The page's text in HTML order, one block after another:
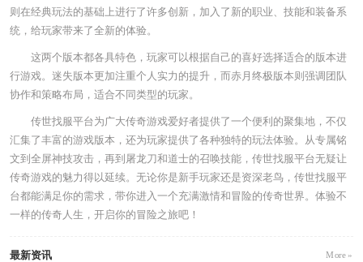
则在经典玩法的基础上进行了许多创新，加入了新的职业、技能和装备系
统，给玩家带来了全新的体验。
这两个版本都各具特色，玩家可以根据自己的喜好选择适合的版本进
行游戏。迷失版本更加注重个人实力的提升，而赤月终极版本则强调团队
协作和策略布局，适合不同类型的玩家。
传世找服平台为广大传奇游戏爱好者提供了一个便利的聚集地，不仅
汇集了丰富的游戏版本，还为玩家提供了各种独特的玩法体验。从专属铭
文到全屏神技攻击，再到屠龙刀和道士的召唤技能，传世找服平台无疑让
传奇游戏的魅力得以延续。无论你是新手玩家还是资深老鸟，传世找服平
台都能满足你的需求，带你进入一个充满激情和冒险的传奇世界。体验不
一样的传奇人生，开启你的冒险之旅吧！
最新资讯 More »